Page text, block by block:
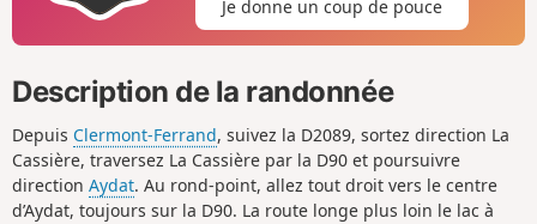
Je donne un coup de pouce
Description de la randonnée
Depuis Clermont-Ferrand, suivez la D2089, sortez direction La
Cassière, traversez La Cassière par la D90 et poursuivre
direction Aydat. Au rond-point, allez tout droit vers le centre
d’Aydat, toujours sur la D90. La route longe plus loin le lac à